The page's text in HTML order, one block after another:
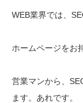
WEB業界では、
ホームページをお
営業マンから、
ます。あれです。